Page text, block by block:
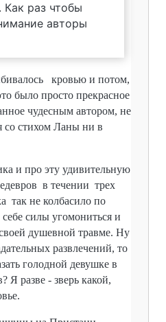
Как раз чтобы
авторы
кровью и потом,
было просто прекрасное
чудесным автором, не
со стихом Ланы ни в
и про эту удивительную
в течении трех
так не колбасило по
силы угомониться и
душевной травме. Ну
развлечений, то
голодной девушке в
Я разве - зверь какой,